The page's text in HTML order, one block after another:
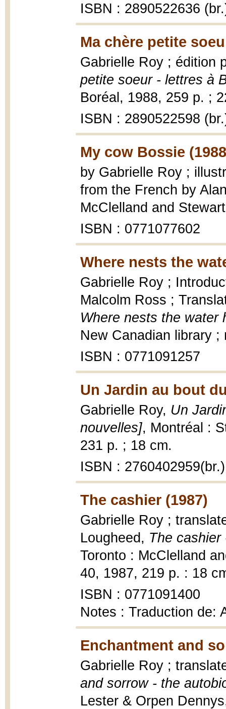
ISBN : 2890522636
Ma chère petite
Gabrielle Roy ; édition
petite soeur - lettres à
Boréal, 1988, 259 p. ;
ISBN : 2890522598
My cow Bossie
by Gabrielle Roy ;
from the French by
McClelland and
ISBN : 0771077602
Where nests the
Gabrielle Roy ;
Malcolm Ross ;
Where nests the water
New Canadian library
ISBN : 0771091257
Un Jardin au bout
Gabrielle Roy, Un
nouvelles], Montréal :
231 p. ; 18 cm.
ISBN : 2760402959(br.)
The cashier (1987)
Gabrielle Roy ;
Lougheed, The
Toronto : McClelland
40, 1987, 219 p. : 18
ISBN : 0771091400
Notes : Traduction de:
Enchantment and
Gabrielle Roy ;
and sorrow - the
Lester & Orpen